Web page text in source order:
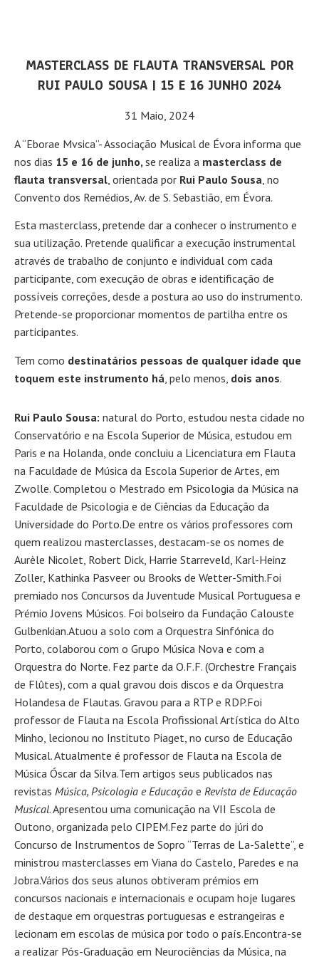
MASTERCLASS DE FLAUTA TRANSVERSAL POR
RUI PAULO SOUSA | 15 E 16 JUNHO 2024
31 Maio, 2024
A “Eborae Mvsica”- Associação Musical de Évora informa que
nos dias 15 e 16 de junho, se realiza a masterclass de
flauta transversal, orientada por Rui Paulo Sousa, no
Convento dos Remédios, Av. de S. Sebastião, em Évora.
Esta masterclass, pretende dar a conhecer o instrumento e
sua utilização. Pretende qualificar a execução instrumental
através de trabalho de conjunto e individual com cada
participante, com execução de obras e identificação de
possíveis correções, desde a postura ao uso do instrumento.
Pretende-se proporcionar momentos de partilha entre os
participantes.
Tem como destinatários pessoas de qualquer idade que
toquem este instrumento há , pelo menos, dois anos.
Rui Paulo Sousa: natural do Porto, estudou nesta cidade no
Conservatório e na Escola Superior de Música, estudou em
Paris e na Holanda, onde concluiu a Licenciatura em Flauta
na Faculdade de Música da Escola Superior de Artes, em
Zwolle. Completou o Mestrado em Psicologia da Música na
Faculdade de Psicologia e de Ciências da Educação da
Universidade do Porto.De entre os vários professores com
quem realizou masterclasses, destacam-se os nomes de
Aurèle Nicolet, Robert Dick, Harrie Starreveld, Karl-Heinz
Zoller, Kathinka Pasveer ou Brooks de Wetter-Smith.Foi
premiado nos Concursos da Juventude Musical Portuguesa e
Prémio Jovens Músicos. Foi bolseiro da Fundação Calouste
Gulbenkian.Atuou a solo com a Orquestra Sinfónica do
Porto, colaborou com o Grupo Música Nova e com a
Orquestra do Norte. Fez parte da O.F.F. (Orchestre Français
de Flûtes), com a qual gravou dois discos e da Orquestra
Holandesa de Flautas. Gravou para a RTP e RDP.Foi
professor de Flauta na Escola Profissional Artística do Alto
Minho, lecionou no Instituto Piaget, no curso de Educação
Musical. Atualmente é professor de Flauta na Escola de
Música Óscar da Silva.Tem artigos seus publicados nas
revistas Música, Psicologia e Educação e Revista de Educação
Musical. Apresentou uma comunicação na VII Escola de
Outono, organizada pelo CIPEM.Fez parte do júri do
Concurso de Instrumentos de Sopro “Terras de La-Salette”, e
ministrou masterclasses em Viana do Castelo, Paredes e na
Jobra.Vários dos seus alunos obtiveram prémios em
concursos nacionais e internacionais e ocupam hoje lugares
de destaque em orquestras portuguesas e estrangeiras e
lecionam em escolas de música por todo o país.Encontra-se
a realizar Pós-Graduação em Neurociências da Música, na